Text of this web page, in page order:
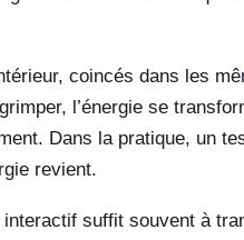
coincés dans les
l’énergie se
Dans la pratique, un
revient.
suffit souvent à